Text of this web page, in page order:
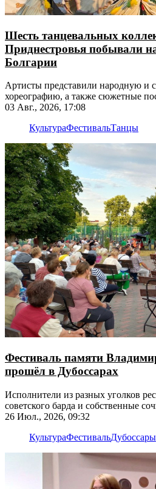
Шесть танцевальных
Приднестровья побывали
Болгарии
Артисты представили народную и
хореографию, а также сюжетные
03 Авг., 2026, 17:08
КультураФестивальТанцы
Фестиваль памяти
прошёл в Дубоссарах
Исполнители из разных уголков
советского барда и собственные
26 Июл., 2026, 09:32
КультураФестивальДубоссары